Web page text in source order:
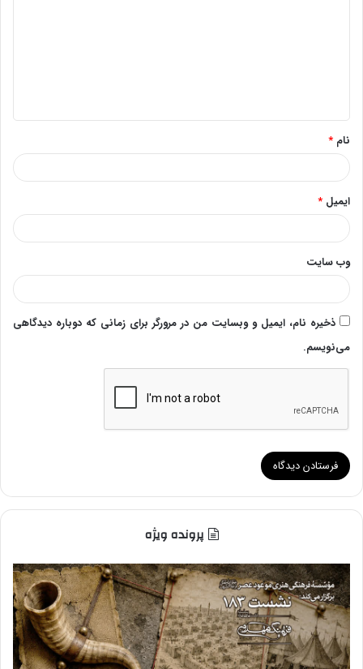
*
نام *
ایمیل *
وب‌ سایت
ذخیره نام، ایمیل و وبسایت من در مرورگر برای زمانی که دوباره دیدگاهی
می‌نویسم.
پرونده ویژه